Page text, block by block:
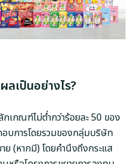
ลเป็นอย่างไร?
เกณฑ์ไม่ต่ำกว่าร้อยละ 50 ของ
บการโดยรวมของกลุ่มบริษัท
ย (หากมี) โดยคำนึงถึงกระแส